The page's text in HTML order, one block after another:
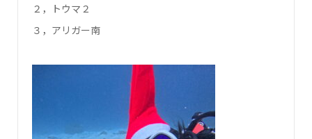
２，トウマ２
３，アリガー南